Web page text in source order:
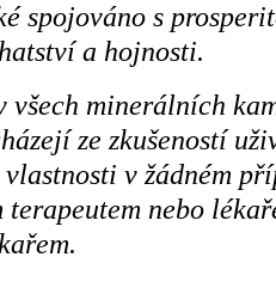
spojováno s
a hojnosti.
minerálních
ze zkušeností
v žádném
nebo